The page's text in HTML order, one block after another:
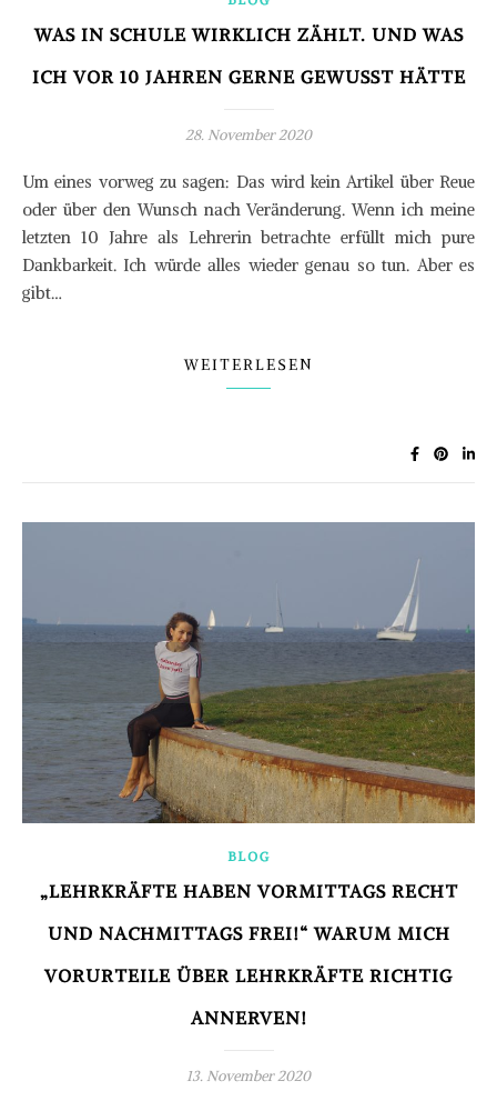
WAS IN SCHULE WIRKLICH ZÄHLT. UND WAS
ICH VOR 10 JAHREN GERNE GEWUSST HÄTTE
28. November 2020
Um eines vorweg zu sagen: Das wird kein Artikel über Reue
oder über den Wunsch nach Veränderung. Wenn ich meine
letzten 10 Jahre als Lehrerin betrachte erfüllt mich pure
Dankbarkeit. Ich würde alles wieder genau so tun. Aber es
gibt…
WEITERLESEN
BLOG
„LEHRKRÄFTE HABEN VORMITTAGS RECHT
UND NACHMITTAGS FREI!“ WARUM MICH
VORURTEILE ÜBER LEHRKRÄFTE RICHTIG
ANNERVEN!
13. November 2020